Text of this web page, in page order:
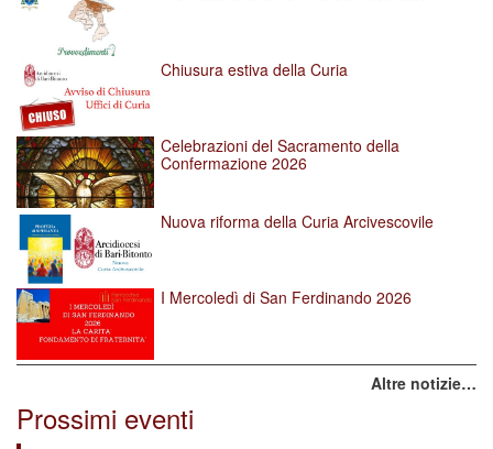
Chiusura estiva della Curia
Celebrazioni del Sacramento della
Confermazione 2026
Nuova riforma della Curia Arcivescovile
I Mercoledì di San Ferdinando 2026
Altre notizie…
Prossimi eventi